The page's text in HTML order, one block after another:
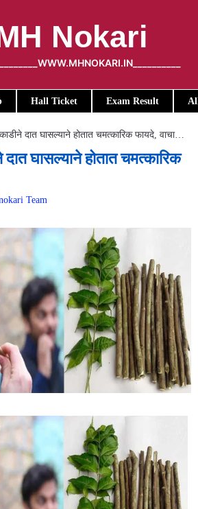
Nokari
_________WWW.MHNOKARI.IN__________
Hall Ticket Exam Result
दात घासल्याने होतात चमत्कारिक फायदे, वाचा…
घासल्याने होतात चमत्कारिक
Team